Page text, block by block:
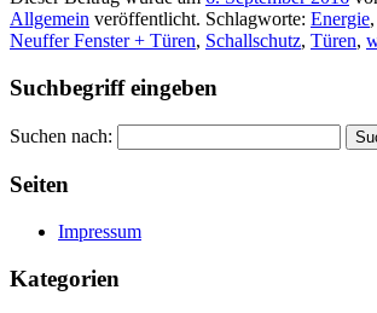
Allgemein veröffentlicht. Schlagworte: Energie,
Neuffer Fenster + Türen, Schallschutz, Türen,
Suchbegriff eingeben
Suchen nach:
Seiten
Impressum
Kategorien